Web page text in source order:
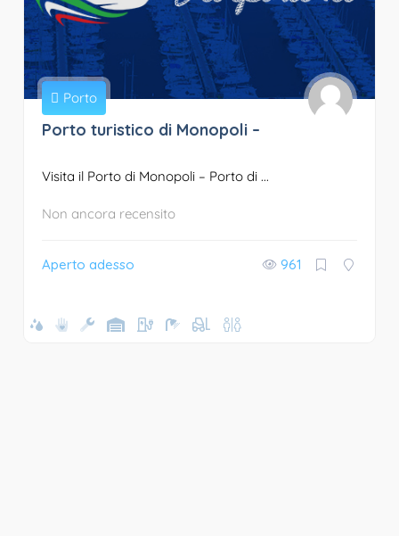
Porto
Porto turistico di Monopoli –
Visita il Porto di Monopoli – Porto di ...
Non ancora recensito
Aperto adesso 961